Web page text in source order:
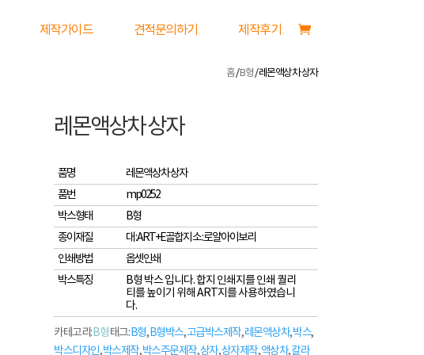
제작가이드 견적문의하기 제작후기
홈/B형/ 레몬액상차 상자
레몬액상차 상자
품명
레몬액상차 상자
품번
mp0252
박스형태
B형
종이재질
대 : ART+E골합지 소 : 로얄아이보리
인쇄방법
옵셋인쇄
박스특징
B형 박스 입니다. 합지 인쇄지를 인쇄 퀄리
티를 높이기 위해 ART지를 사용하였습니
다.
카테고리: B형태그: B형, B형박스,고급박스제작,레몬액상차,박스,
박스디자인,박스제작,박스주문제작,상자,상자제작,액상차,칼라